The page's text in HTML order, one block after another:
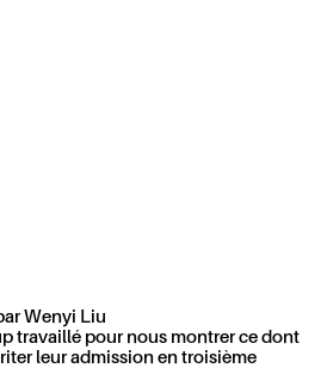
Wenyi Liu
travaillé pour nous montrer ce dont
leur admission en troisième